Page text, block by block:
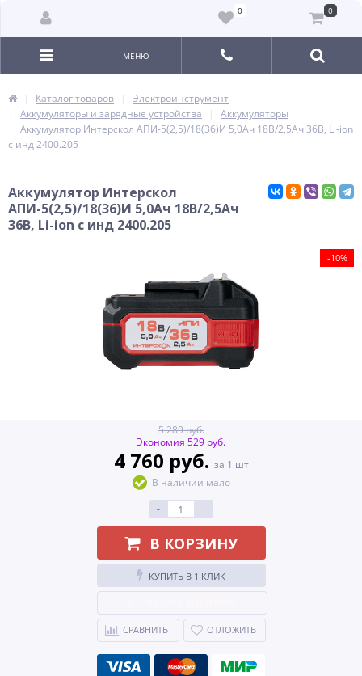
0 0
МЕНЮ
Каталог товаров
Электроинструмент
Аккумуляторы и зарядные устройства
Аккумуляторы
Аккумулятор Интерскол АПИ-5(2,5)/18(36)И 5,0Ач 18В/2,5Ач 36В, Li-ion
с инд 2400.205
Аккумулятор Интерскол
АПИ-5(2,5)/18(36)И 5,0Ач 18В/2,5Ач
36В, Li-ion с инд 2400.205
-10%
5 289 руб.
Экономия 529 руб.
4 760 руб. за 1 шт
В наличии мало
-
+
В КОРЗИНУ
КУПИТЬ В 1 КЛИК
СРАВНИТЬ ОТЛОЖИТЬ